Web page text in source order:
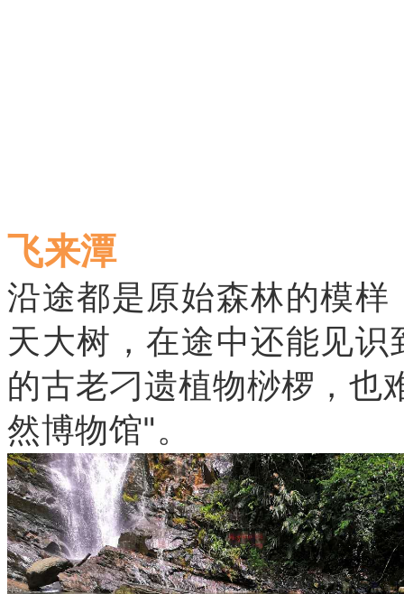
飞来潭
沿途都是原始森林的模
天大树，在途中还能见
的古老刁遗植物桫椤，也
然博物馆"。